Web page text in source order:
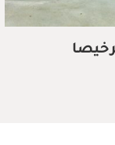
التجارة تصدر 1,987 ترخيصا